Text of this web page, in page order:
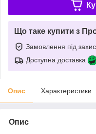
Що таке купити з
Замовлення під
Доступна доставка
Опис Характеристики
Опис